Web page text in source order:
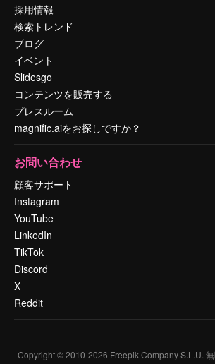
採用情報
検索トレンド
ブログ
イベント
Slidesgo
コンテンツを販売する
プレスルーム
magnific.aiをお探しですか？
お問い合わせ
顧客サポート
Instagram
YouTube
LinkedIn
TikTok
Discord
X
Reddit
Copyright © 2010-2026 Freepik Company S.L.U.